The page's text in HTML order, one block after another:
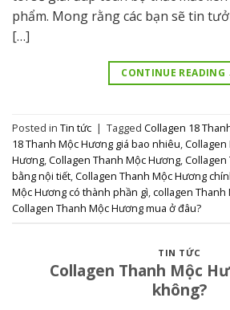
phẩm. Mong rằng các bạn sẽ tin
[…]
CONTINUE READING
Posted in Tin tức | Tagged Collagen 18
18 Thanh Mộc Hương giá bao nhiêu,Collagen
Hương,Collagen Thanh Mộc Hương,Collagen
bằng nội tiết,Collagen Thanh Mộc Hương
Mộc Hương có thành phần gì,collagen Thanh
Collagen Thanh Mộc Hương mua ở đâu?
TIN TỨC
Collagen Thanh Mộc
không?